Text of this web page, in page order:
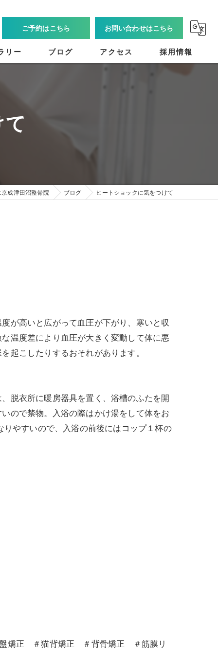
ご予約はこちら お問い合わせはこちら
リー ブログ アクセス 採用情報
成津田沼整骨院 ブログ ヒートショックに気をつけて
が高いと広がって血圧が下がり、寒いと収
温度差により血圧が大きく変動して体に悪
起こしたりするおそれがあります。
脱衣所に暖房器具を置く、浴槽のふたを開
ので禁物。入浴の際はかけ湯をして体をお
やすいので、入浴の前後にはコップ１杯の
正 ＃猫背矯正 ＃背骨矯正 ＃筋膜リ